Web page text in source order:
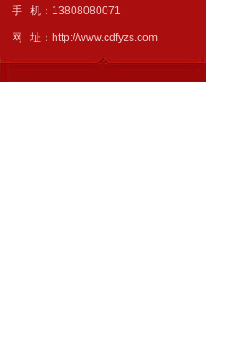
手 机：13808080071
网 址：http://www.cdfyzs.com